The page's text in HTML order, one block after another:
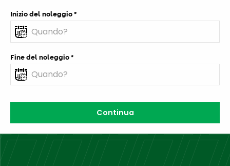
Inizio del noleggio
Fine del noleggio